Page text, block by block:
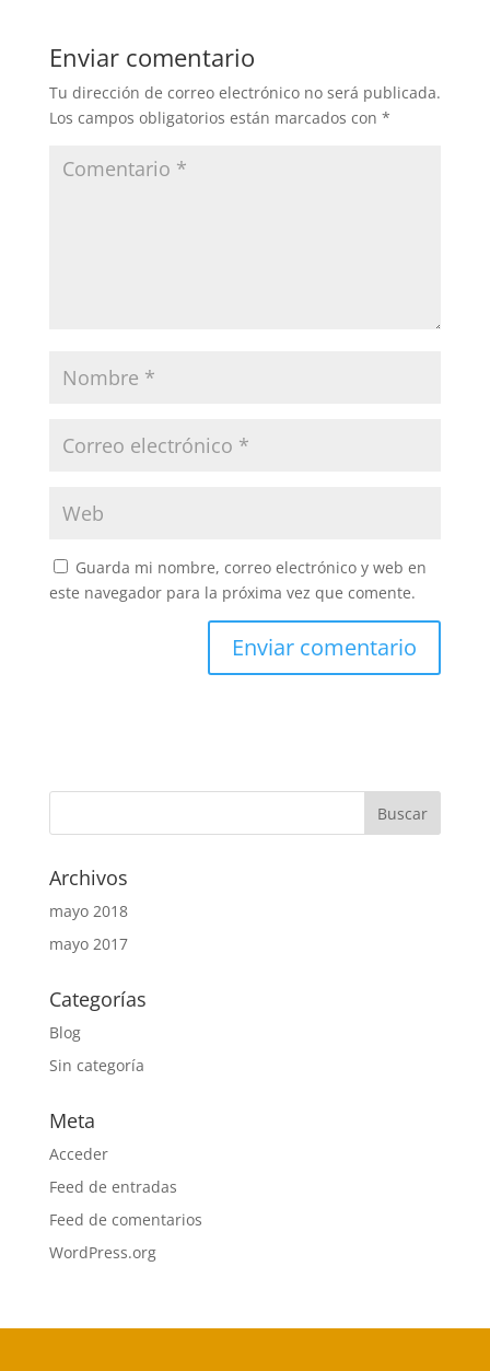
Enviar comentario
Tu dirección de correo electrónico no será publicada.
Los campos obligatorios están marcados con *
Guarda mi nombre, correo electrónico y web en
este navegador para la próxima vez que comente.
Archivos
mayo 2018
mayo 2017
Categorías
Blog
Sin categoría
Meta
Acceder
Feed de entradas
Feed de comentarios
WordPress.org